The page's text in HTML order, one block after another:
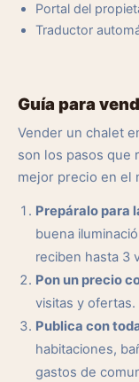
Portal del
Traductor
Guía para
Vender un chalet
son los pasos que
mejor precio en el
Prepáralo para
buena
reciben hasta 3
Pon un precio
visitas y ofertas.
Publica con
habitaciones,
gastos de